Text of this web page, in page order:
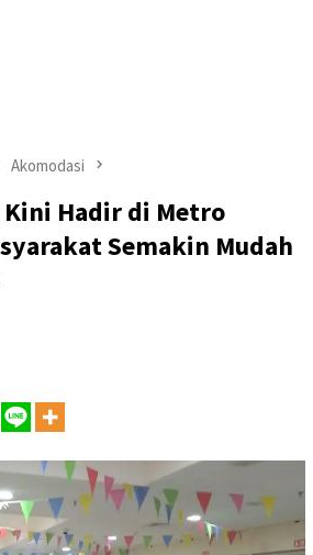
Akomodasi
Hadir di Metro
Semakin Mudah